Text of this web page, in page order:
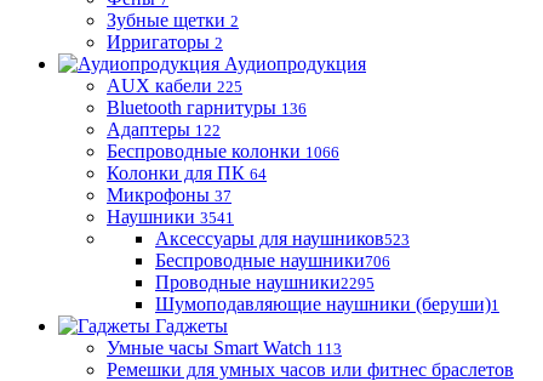
Зубные щетки 2
Ирригаторы 2
Аудиопродукция
AUX кабели 225
Bluetooth гарнитуры 136
Адаптеры 122
Беспроводные колонки 1066
Колонки для ПК 64
Микрофоны 37
Наушники 3541
Аксессуары для наушников523
Беспроводные наушники706
Проводные наушники2295
Шумоподавляющие наушники (беруши)1
Гаджеты
Умные часы Smart Watch 113
Ремешки для умных часов или фитнес браслетов